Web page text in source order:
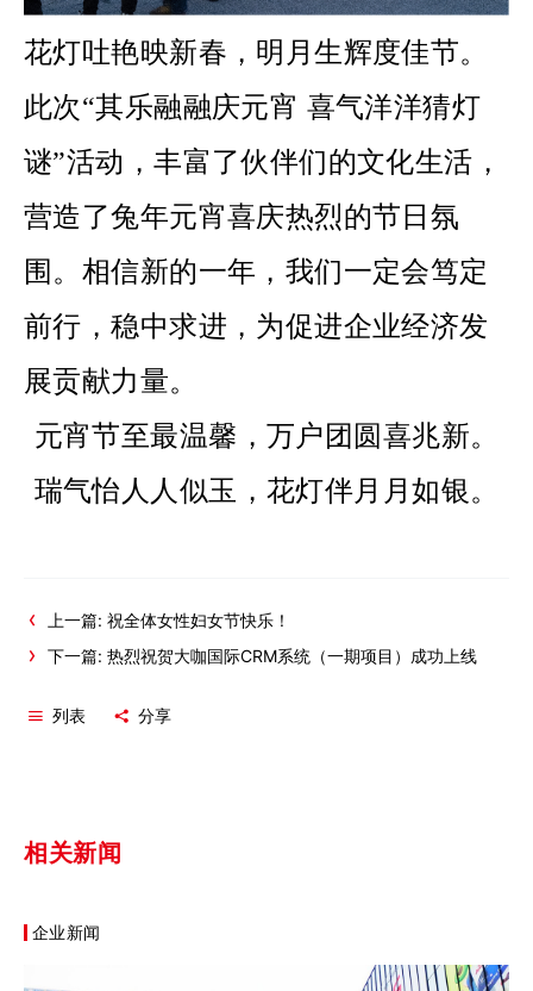
花灯吐艳映新春，明月生辉度佳节。
此次“其乐融融庆元宵 喜气洋洋猜灯
谜”活动，丰富了伙伴们的文化生活，
营造了兔年元宵喜庆热烈的节日氛
围。相信新的一年，我们一定会笃定
前行，稳中求进，为促进企业经济发
展贡献力量。
元宵节至最温馨，万户团圆喜兆新。
瑞气怡人人似玉，花灯伴月月如银。
上一篇: 祝全体女性妇女节快乐！
下一篇: 热烈祝贺大咖国际CRM系统（一期项目）成功上线
列表 分享
相关新闻
企业新闻